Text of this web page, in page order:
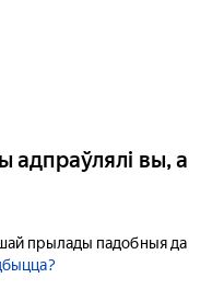
адпраўлялі вы, а
прылады падобныя да